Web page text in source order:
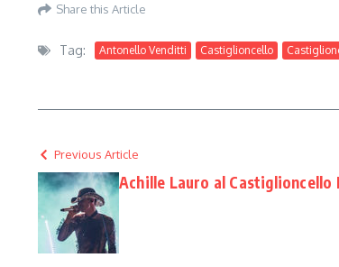
Share this Article
Tag: Antonello Venditti Castiglioncello
Previous Article
Achille Lauro al